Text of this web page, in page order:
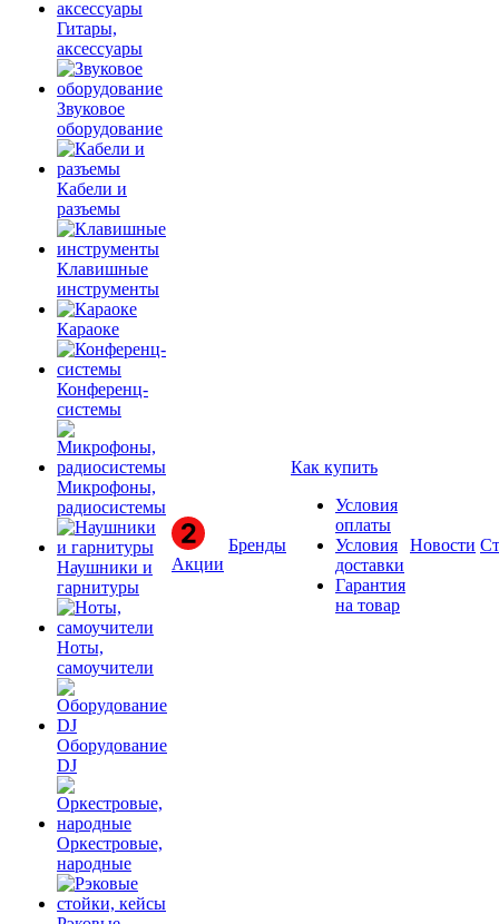
Гитары,
аксессуары
Звуковое
оборудование
Кабели и
разъемы
Клавишные
инструменты
Караоке
Конференц-
системы
Микрофоны,
радиосистемы
Наушники и
гарнитуры
Ноты,
самоучители
Оборудование
DJ
Оркестровые,
народные
Акции
Бренды
Как купить
Условия
оплаты
Условия
доставки
Гарантия
на товар
Новости